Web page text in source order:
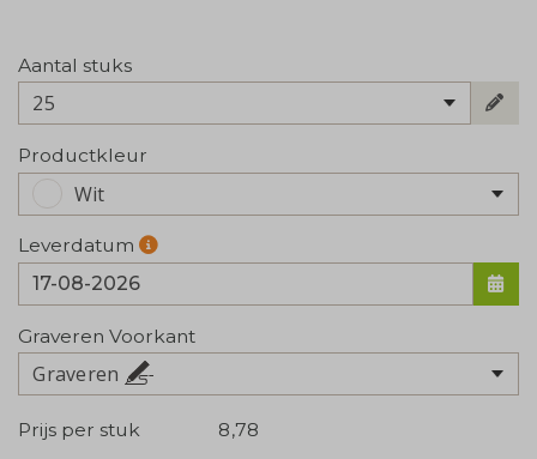
Aantal stuks
25
Productkleur
Wit
Leverdatum
Graveren Voorkant
Graveren
Prijs per stuk
8,78